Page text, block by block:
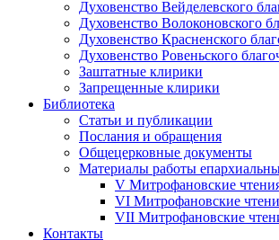
Духовенство Вейделевского
Духовенство Волоконовского
Духовенство Красненского
Духовенство Ровеньского
Заштатные клирики
Запрещенные клирики
Библиотека
Статьи и публикации
Послания и обращения
Общецерковные документы
Материалы работы
V Митрофановские
VI Митрофановские
VII Митрофановские
Контакты